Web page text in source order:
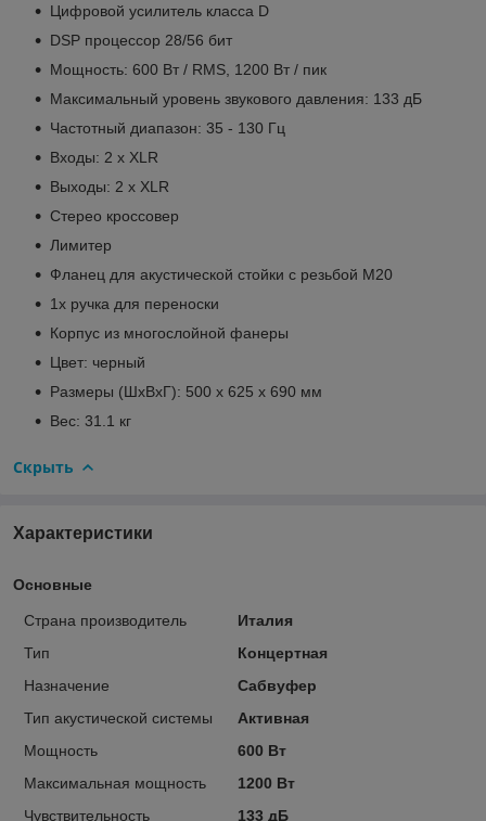
Цифровой усилитель класса D
DSP процессор 28/56 бит
Мощность: 600 Вт / RMS, 1200 Вт / пик
Максимальный уровень звукового давления: 133 дБ
Частотный диапазон: 35 - 130 Гц
Входы: 2 x XLR
Выходы: 2 x XLR
Стерео кроссовер
Лимитер
Фланец для акустической стойки с резьбой M20
1x ручка для переноски
Корпус из многослойной фанеры
Цвет: черный
Размеры (ШхВхГ): 500 x 625 x 690 мм
Вес: 31.1 кг
Скрыть
Характеристики
Основные
Страна производитель
Италия
Тип
Концертная
Назначение
Сабвуфер
Тип акустической системы
Активная
Мощность
600 Вт
Максимальная мощность
1200 Вт
Чувствительность
133 дБ